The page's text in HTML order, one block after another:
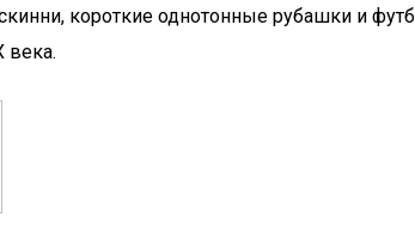
короткие однотонные рубашки и
века.